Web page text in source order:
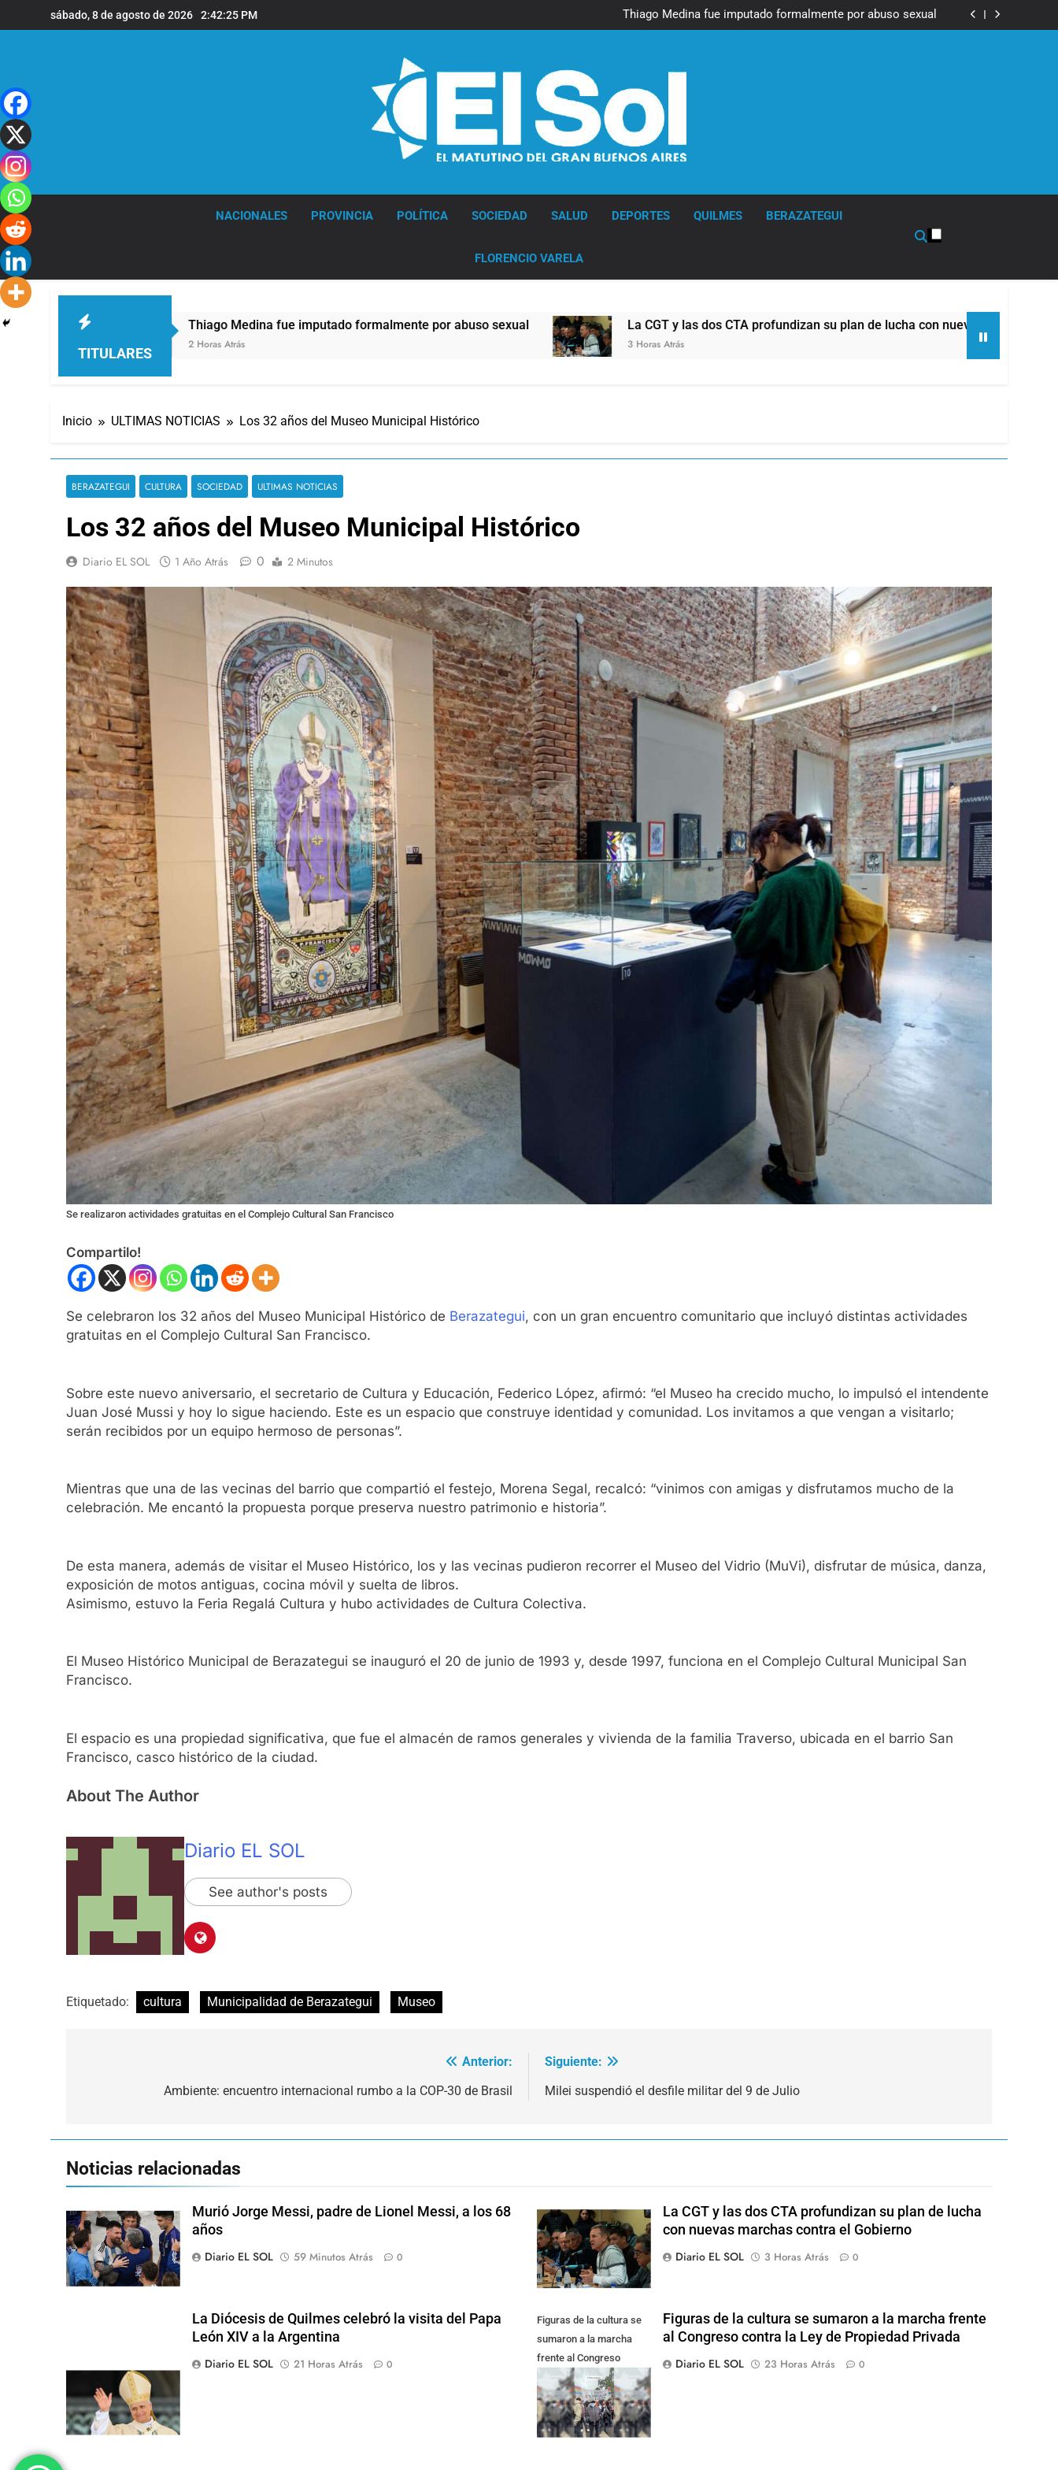
al
sábado, 8 de agosto de 2026 2:42:26 PM
Thiago Medina fue imputado formalmente por abuso sexual
La CGT y las dos CTA profundizan su plan de lucha con nuevas marchas
La CGT y las dos CTA profundizan su plan de lucha con nuevas marchas
NACIONALES PROVINCIA POLÍTICA SOCIEDAD SALUD DEPORTES QUILMES BERAZATEGUI
FLORENCIO VARELA
TITULARES
Thiago Medina fue imputado formalmente por abuso sexual La CGT y las dos CTA profundizan su plan de lucha con nuevas marchas contra el Gobierno
3 Horas Atrás
Inicio ULTIMAS NOTICIAS Los 32 años del Museo Municipal Histórico
BERAZATEGUI CULTURA SOCIEDAD ULTIMAS NOTICIAS
Los 32 años del Museo Municipal Histórico
Diario EL SOL 1 Año Atrás 0 2 Minutos
Se realizaron actividades gratuitas en el Complejo Cultural San Francisco
Compartilo!
Se celebraron los 32 años del Museo Municipal Histórico de Berazategui, con un gran encuentro comunitario que incluyó distintas actividades
gratuitas en el Complejo Cultural San Francisco.
Sobre este nuevo aniversario, el secretario de Cultura y Educación, Federico López, afirmó: “el Museo ha crecido mucho, lo impulsó el intendente
Juan José Mussi y hoy lo sigue haciendo. Este es un espacio que construye identidad y comunidad. Los invitamos a que vengan a visitarlo;
serán recibidos por un equipo hermoso de personas”.
Mientras que una de las vecinas del barrio que compartió el festejo, Morena Segal, recalcó: “vinimos con amigas y disfrutamos mucho de la
celebración. Me encantó la propuesta porque preserva nuestro patrimonio e historia”.
De esta manera, además de visitar el Museo Histórico, los y las vecinas pudieron recorrer el Museo del Vidrio (MuVi), disfrutar de música, danza,
exposición de motos antiguas, cocina móvil y suelta de libros.
Asimismo, estuvo la Feria Regalá Cultura y hubo actividades de Cultura Colectiva.
El Museo Histórico Municipal de Berazategui se inauguró el 20 de junio de 1993 y, desde 1997, funciona en el Complejo Cultural Municipal San
Francisco.
El espacio es una propiedad significativa, que fue el almacén de ramos generales y vivienda de la familia Traverso, ubicada en el barrio San
Francisco, casco histórico de la ciudad.
About The Author
Diario EL SOL
See author's posts
Etiquetado: cultura Municipalidad de Berazategui Museo
Anterior:
Ambiente: encuentro internacional rumbo a la COP-30 de Brasil
Siguiente:
Milei suspendió el desfile militar del 9 de Julio
Noticias relacionadas
Murió Jorge Messi, padre de Lionel Messi, a los 68
años
Diario EL SOL
59 Minutos Atrás 0
La CGT y las dos CTA profundizan su plan de lucha
con nuevas marchas contra el Gobierno
Diario EL SOL
3 Horas Atrás 0
La Diócesis de Quilmes celebró la visita del Papa
León XIV a la Argentina
Diario EL SOL
21 Horas Atrás 0
Figuras de la cultura se
sumaron a la marcha
frente al Congreso
contra la Ley de
Propiedad Privada
Figuras de la cultura se sumaron a la marcha frente
al Congreso contra la Ley de Propiedad Privada
Diario EL SOL
23 Horas Atrás 0